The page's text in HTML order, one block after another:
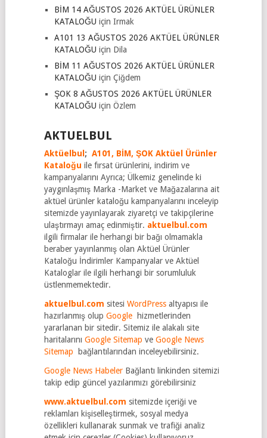
BİM 14 AĞUSTOS 2026 AKTÜEL ÜRÜNLER
KATALOĞU için Irmak
A101 13 AĞUSTOS 2026 AKTÜEL ÜRÜNLER
KATALOĞU için Dila
BİM 11 AĞUSTOS 2026 AKTÜEL ÜRÜNLER
KATALOĞU için Çiğdem
ŞOK 8 AĞUSTOS 2026 AKTÜEL ÜRÜNLER
KATALOĞU için Özlem
AKTUELBUL
Aktüelbul ; A101, BİM, ŞOK Aktüel Ürünler
Kataloğu ile fırsat ürünlerini, indirim ve
kampanyalarını Ayrıca; Ülkemiz genelinde ki
yaygınlaşmış Marka -Market ve Mağazalarına ait
aktüel ürünler kataloğu kampanyalarını inceleyip
sitemizde yayınlayarak ziyaretçi ve takipçilerine
ulaştırmayı amaç edinmiştir. aktuelbul.com
ilgili firmalar ile herhangi bir bağı olmamakla
beraber yayınlanmış olan Aktüel Ürünler
Kataloğu İndirimler Kampanyalar ve Aktüel
Kataloglar ile ilgili herhangi bir sorumluluk
üstlenmemektedir.
aktuelbul.com sitesi WordPressaltyapısı ile
hazırlanmış olup Googlehizmetlerinden
yararlanan bir sitedir. Sitemiz ile alakalı site
haritalarını Google Sitemap ve Google News
Sitemap
bağlantılarından inceleyebilirsiniz.
Google News Habeler Bağlantı linkinden sitemizi
takip edip güncel yazılarımızı görebilirsiniz
www.aktuelbul.com sitemizde içeriği ve
reklamları kişiselleştirmek, sosyal medya
özellikleri kullanarak sunmak ve trafiği analiz